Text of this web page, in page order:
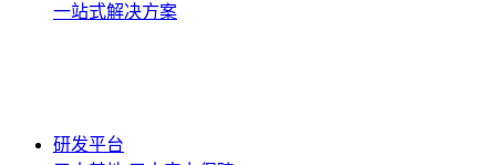
一站式解决方案
研发平台